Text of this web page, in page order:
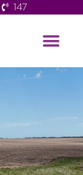
147